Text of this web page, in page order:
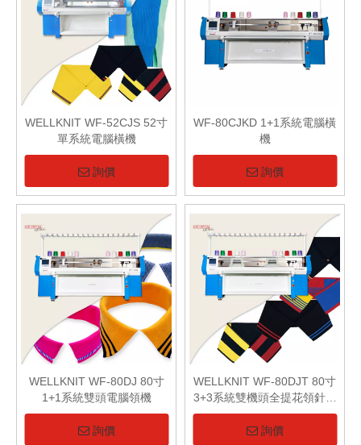
WELLKNIT WF-52CJS 52寸
單系統電腦橫機
詢價
WF-80CJKD 1+1系統電腦橫
機
詢價
WELLKNIT WF-80DJ 80寸
1+1系統雙頭電腦領機
詢價
WELLKNIT WF-80DJT 80寸
3+3系統雙機頭全提花領針織
機
詢價